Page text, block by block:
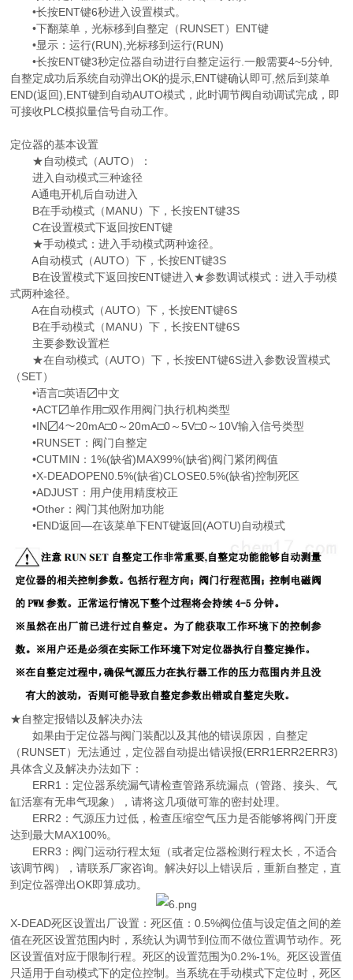
•长按ENT键6秒进入设置模式。
•下翻菜单，光标移到自整定（RUNSET）ENT键
•显示：运行(RUN),光标移到运行(RUN)
•长按ENT键3秒定位器自动进行自整定运行.一般需要4~5分钟,
自整定成功后系统自动弹出OK的提示,ENT键确认即可,然后到菜单
END(返回),ENT键到自动AUTO模式，此时调节阀自动调试完成，即
可接收PLC模拟量信号自动工作。
定位器的基本设置
★自动模式（AUTO）：
进入自动模式三种途径
A通电开机后自动进入
B在手动模式（MANU）下，长按ENT键3S
C在设置模式下返回按ENT键
★手动模式：进入手动模式两种途径。
A自动模式（AUTO）下，长按ENT键3S
B在设置模式下返回按ENT键进入★参数调试模式：进入手动模
式两种途径。
A在自动模式（AUTO）下，长按ENT键6S
B在手动模式（MANU）下，长按ENT键6S
主要参数设置栏
★在自动模式（AUTO）下，长按ENT键6S进入参数设置模式
（SET）
•语言□英语〼中文
•ACT〼单作用□双作用阀门执行机构类型
•IN〼4～20mA□0～20mA□0～5V□0～10V输入信号类型
•RUNSET：阀门自整定
•CUTMIN：1%(缺省)MAX99%(缺省)阀门紧闭阀值
•X-DEADOPEN0.5%(缺省)CLOSE0.5%(缺省)控制死区
•ADJUST：用户使用精度校正
•Other：阀门其他附加功能
•END返回—在该菜单下ENT键返回(AOTU)自动模式
★自整定报错以及解决办法
如果由于定位器与阀门装配以及其他的错误原因，自整定
（RUNSET）无法通过，定位器自动提出错误报(ERR1ERR2ERR3)
具体含义及解决办法如下：
ERR1：定位器系统漏气请检查管路系统漏点（管路、接头、气
缸活塞有无串气现象），请将这几项做可靠的密封处理。
ERR2：气源压力过低，检查压缩空气压力是否能够将阀门开度
达到最大MAX100%。
ERR3：阀门运动行程太短（或者定位器检测行程太长，不适合
该调节阀），请联系厂家咨询。解决好以上错误后，重新自整定，直
到定位器弹出OK即算成功。
X-DEAD死区设置出厂设置：死区值：0.5%阀位值与设定值之间的差
值在死区设置范围内时，系统认为调节到位而不做位置调节动作。死
区设置值对应于限制行程。死区的设置范围为0.2%-1%。死区设置值
只适用于自动模式下的定位控制。当系统在手动模式下定位时，死区